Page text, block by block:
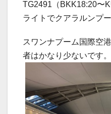
TG2491（BKK18:20〜
ライトでクアラルンプ
スワンナプーム国際空
者はかなり少ないです。